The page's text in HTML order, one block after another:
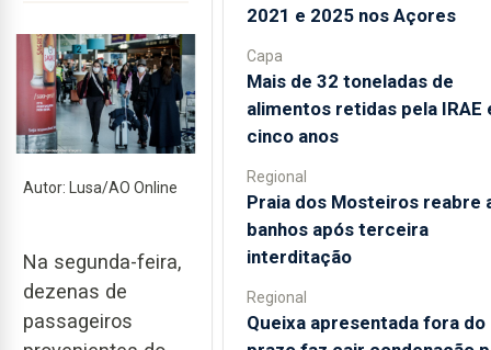
Autor: Lusa/AO Online
Na segunda-feira,
dezenas de
passageiros
2021 e 2025 nos Açores
Capa
Mais de 32 toneladas de
alimentos retidas pela IRAE
cinco anos
Regional
Praia dos Mosteiros reabre
banhos após terceira
interditação
Regional
Queixa apresentada fora do